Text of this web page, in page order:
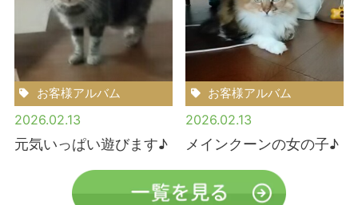
お客様アルバム
2026.02.13
元気いっぱい遊びます♪
お客様アルバム
2026.02.13
メインクーンの女の子♪